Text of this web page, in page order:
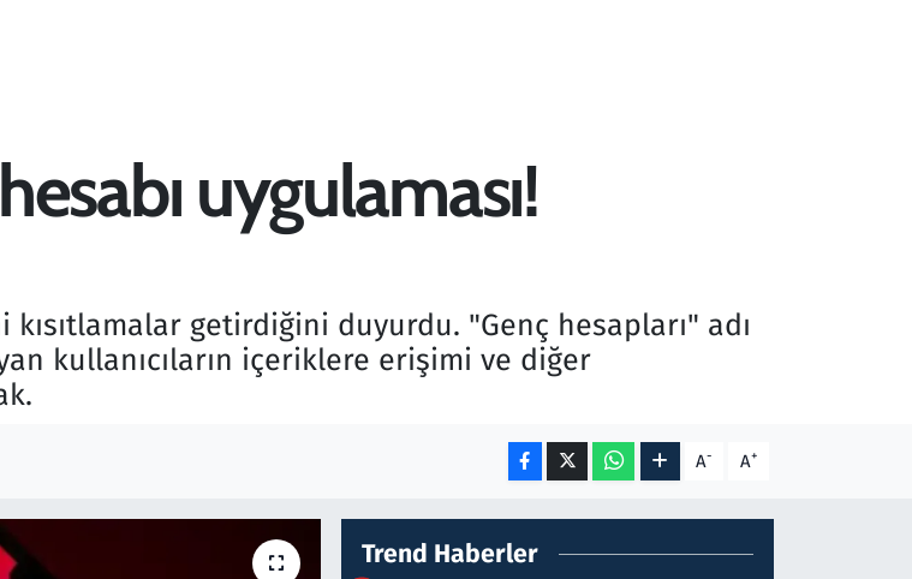
uygulaması!
kısıtlamalar getirdiğini duyurdu. "Genç hesapları" adı
kullanıcıların içeriklere erişimi ve diğer
A- A+
Trend Haberler